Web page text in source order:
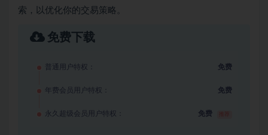
索，以优化你的交易策略。
免费下载
普通用户特权： 免费
年费会员用户特权： 免费
永久超级会员用户特权： 免费